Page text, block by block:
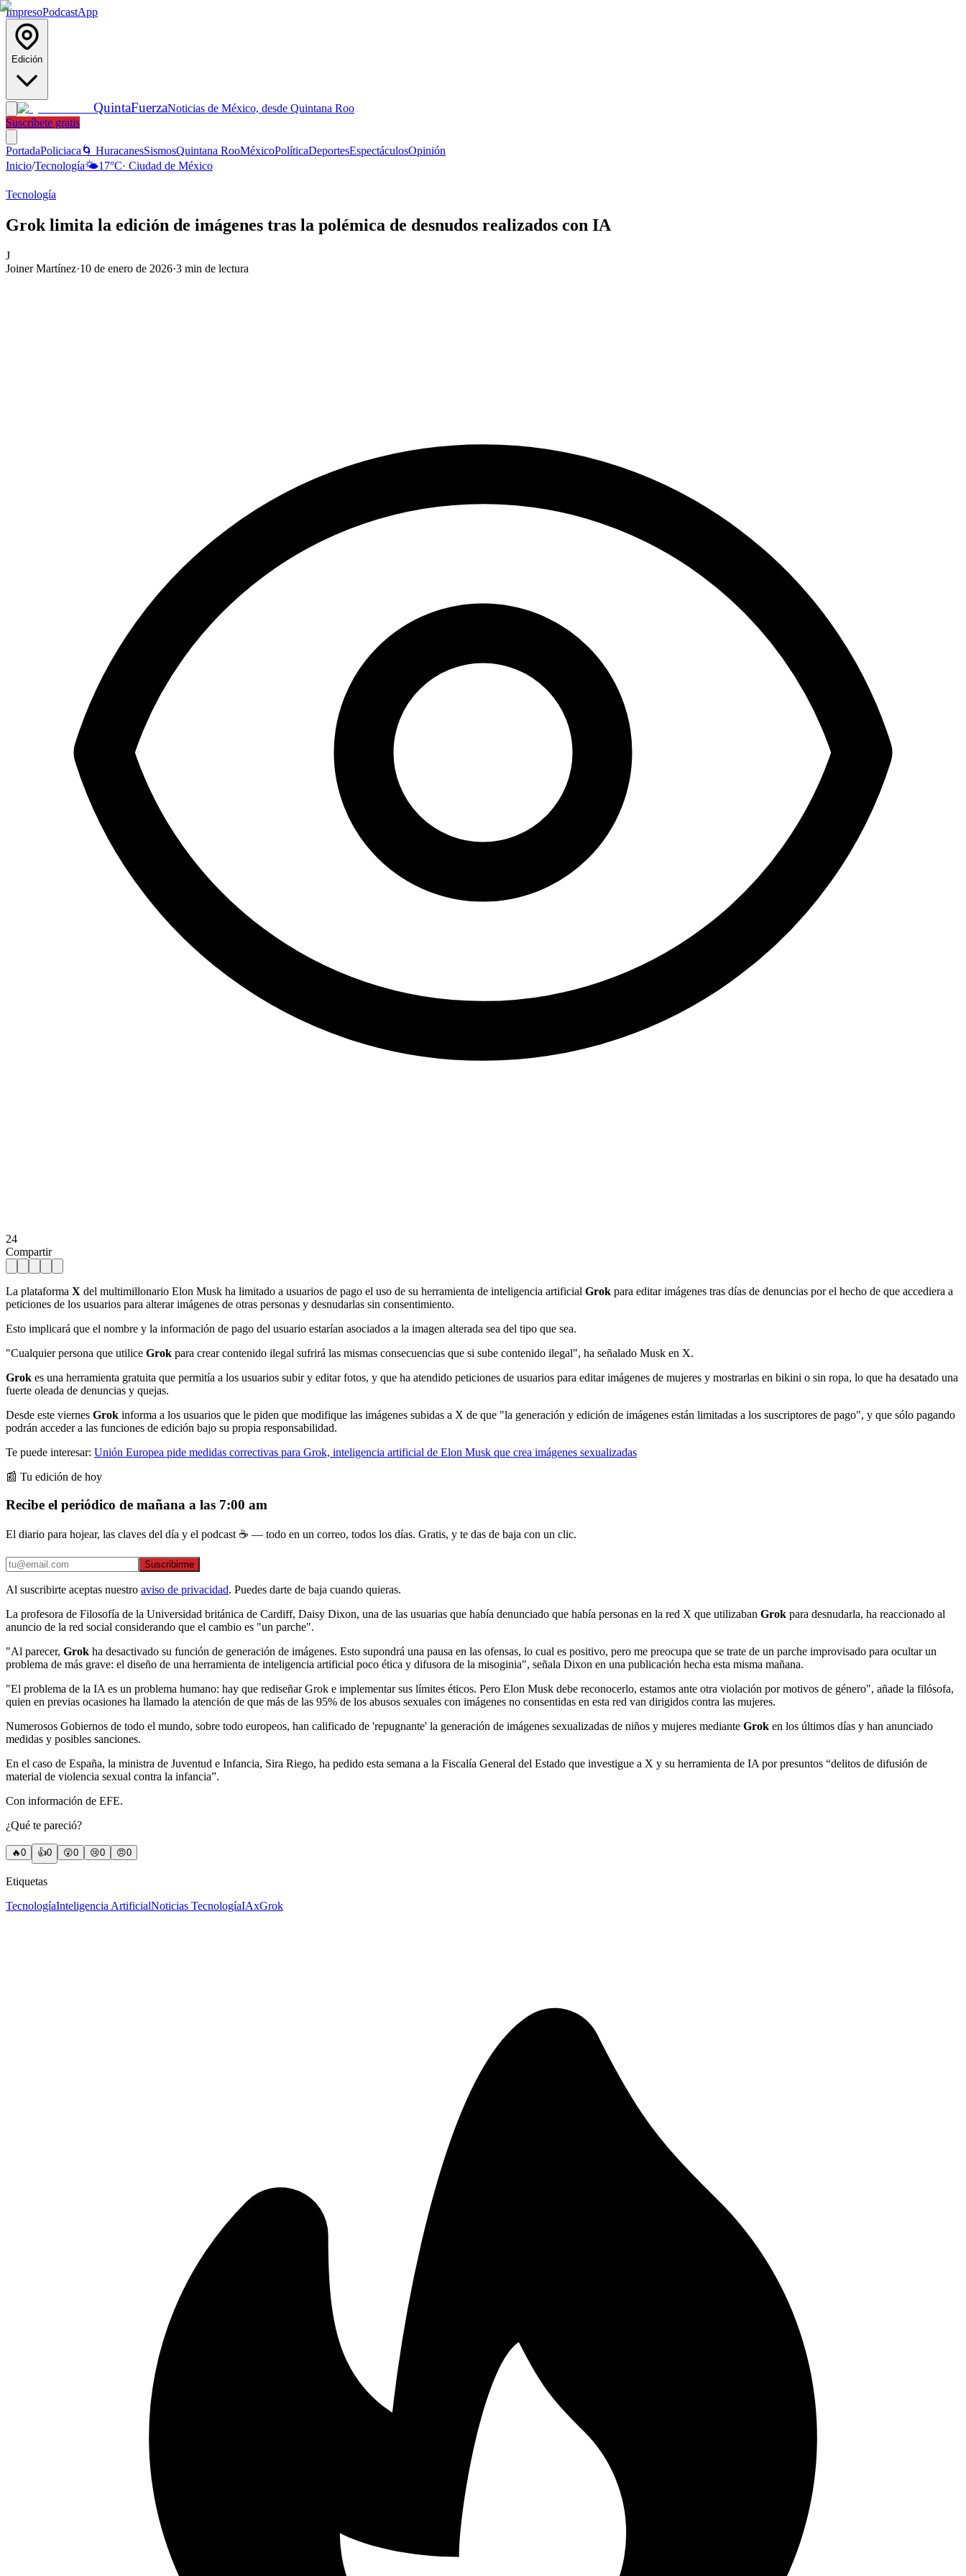
ImpresoPodcastApp
Edición
QuintaFuerzaNoticias de México, desde Quintana Roo
Suscríbete gratis
PortadaPoliciaca 🌀 HuracanesSismosQuintana RooMéxicoPolíticaDeportesEspectáculosOpinión
Inicio/Tecnología🌤️17°C· Ciudad de México
Tecnología
Grok limita la edición de imágenes tras la polémica de desnudos realizados con IA
J
Joiner Martínez·10 de enero de 2026·3 min de lectura
24
Compartir
La plataforma X del multimillonario Elon Musk ha limitado a usuarios de pago el uso de su herramienta de inteligencia artificial Grok para editar imágenes tras días de denuncias por el hecho de que accediera a
peticiones de los usuarios para alterar imágenes de otras personas y desnudarlas sin consentimiento.
Esto implicará que el nombre y la información de pago del usuario estarían asociados a la imagen alterada sea del tipo que sea.
"Cualquier persona que utilice Grok para crear contenido ilegal sufrirá las mismas consecuencias que si sube contenido ilegal", ha señalado Musk en X.
Grok es una herramienta gratuita que permitía a los usuarios subir y editar fotos, y que ha atendido peticiones de usuarios para editar imágenes de mujeres y mostrarlas en bikini o sin ropa, lo que ha desatado una
fuerte oleada de denuncias y quejas.
Desde este viernes Grok informa a los usuarios que le piden que modifique las imágenes subidas a X de que "la generación y edición de imágenes están limitadas a los suscriptores de pago", y que sólo pagando
podrán acceder a las funciones de edición bajo su propia responsabilidad.
Te puede interesar: Unión Europea pide medidas correctivas para Grok, inteligencia artificial de Elon Musk que crea imágenes sexualizadas
📰 Tu edición de hoy
Recibe el periódico de mañana a las 7:00 am
El diario para hojear, las claves del día y el podcast ☕ — todo en un correo, todos los días. Gratis, y te das de baja con un clic.
Suscribirme
Al suscribirte aceptas nuestro aviso de privacidad. Puedes darte de baja cuando quieras.
La profesora de Filosofía de la Universidad británica de Cardiff, Daisy Dixon, una de las usuarias que había denunciado que había personas en la red X que utilizaban Grok para desnudarla, ha reaccionado al
anuncio de la red social considerando que el cambio es "un parche".
"Al parecer, Grok ha desactivado su función de generación de imágenes. Esto supondrá una pausa en las ofensas, lo cual es positivo, pero me preocupa que se trate de un parche improvisado para ocultar un
problema de más grave: el diseño de una herramienta de inteligencia artificial poco ética y difusora de la misoginia", señala Dixon en una publicación hecha esta misma mañana.
"El problema de la IA es un problema humano: hay que rediseñar Grok e implementar sus límites éticos. Pero Elon Musk debe reconocerlo, estamos ante otra violación por motivos de género", añade la filósofa,
quien en previas ocasiones ha llamado la atención de que más de las 95% de los abusos sexuales con imágenes no consentidas en esta red van dirigidos contra las mujeres.
Numerosos Gobiernos de todo el mundo, sobre todo europeos, han calificado de 'repugnante' la generación de imágenes sexualizadas de niños y mujeres mediante Grok en los últimos días y han anunciado
medidas y posibles sanciones.
En el caso de España, la ministra de Juventud e Infancia, Sira Riego, ha pedido esta semana a la Fiscalía General del Estado que investigue a X y su herramienta de IA por presuntos “delitos de difusión de
material de violencia sexual contra la infancia”.
Con información de EFE.
¿Qué te pareció?
🔥0 👍0 😲0 😢0 😠0
Etiquetas
TecnologíaInteligencia ArtificialNoticias TecnologíaIAxGrok